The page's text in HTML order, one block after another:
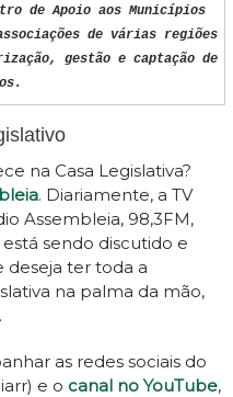
de Apoio aos Municípios
de várias regiões
gestão e captação de
na Casa Legislativa?
. Diariamente, a TV
Assembleia, 98,3FM,
sendo discutido e
deseja ter toda a
na palma da mão,
as redes sociais do
e o canal no YouTube,